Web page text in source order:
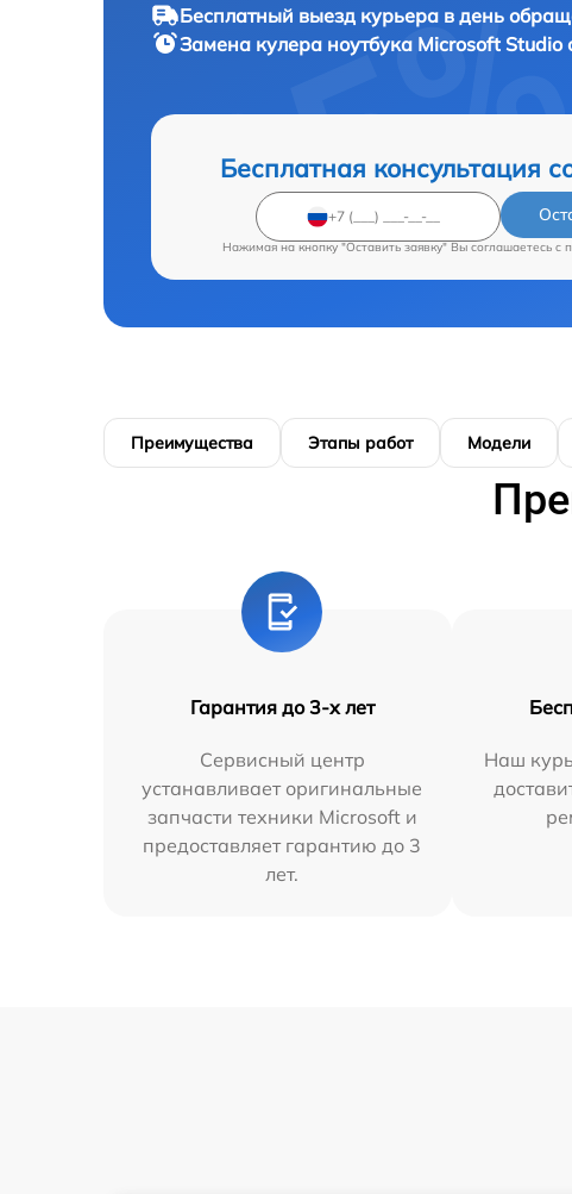
Бесплатный выезд курьера в день
Замена кулера ноутбука Microsoft Studio
Бесплатная консультация
Нажимая на кнопку "Оставить заявку" Вы соглашаетесь c
Преимущества Этапы работ Модели
Гарантия до 3-х лет
Сервисный центр
устанавливает оригинальные
запчасти техники Microsoft и
предоставляет гарантию до 3
лет.
Наш